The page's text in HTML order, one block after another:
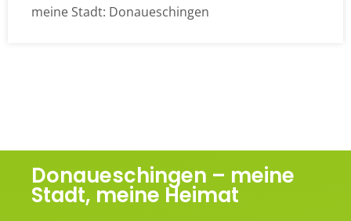
meine Stadt: Donaueschingen
Donaueschingen – meine
Stadt, meine Heimat